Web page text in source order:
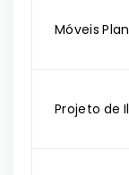
Móveis
Projeto de